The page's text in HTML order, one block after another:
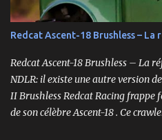
X-Maxx est plus large et plus haut,
capacité à surmonter les terrains
Maxx VXL sur Amazon Le XRT ,
vitesse et la maniabilité sur des
plus étroite et plus bass...
Redcat Ascent-18 Brushless –
Redcat Ascent-18 Brushless – La
NDLR: il existe une autre version
II Brushless Redcat Racing frappe
de son célèbre Ascent-18 . Ce